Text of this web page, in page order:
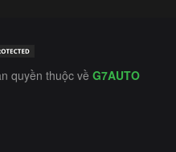
quyền thuộc về G7AUTO